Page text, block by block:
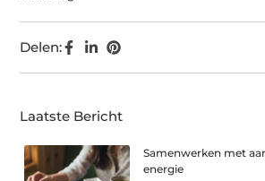
Delen:
Laatste Bericht
Samenwerken met
energie